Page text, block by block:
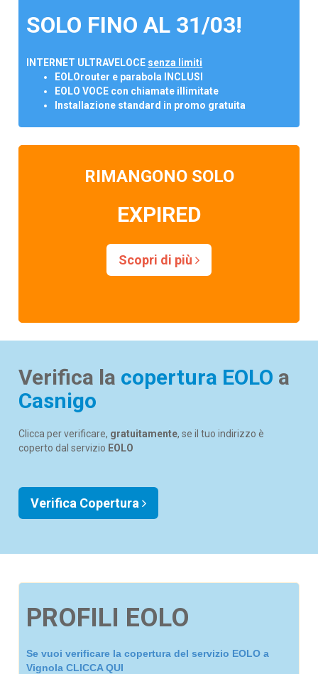
SOLO FINO AL 31/03!
INTERNET ULTRAVELOCE senza limiti
EOLOrouter e parabola INCLUSI
EOLO VOCE con chiamate illimitate
Installazione standard in promo gratuita
RIMANGONO SOLO
EXPIRED
Scopri di più
Verifica la copertura EOLO a
Casnigo
Clicca per verificare, gratuitamente, se il tuo indirizzo è
coperto dal servizio EOLO
Verifica Copertura
PROFILI EOLO
Se vuoi verificare la copertura del servizio EOLO a
Vignola CLICCA QUI